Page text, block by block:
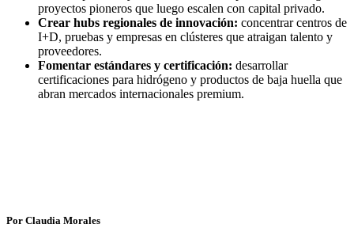
proyectos pioneros que luego escalen con capital privado.
Crear hubs regionales de innovación: concentrar centros de
I+D, pruebas y empresas en clústeres que atraigan talento y
proveedores.
Fomentar estándares y certificación: desarrollar
certificaciones para hidrógeno y productos de baja huella que
abran mercados internacionales premium.
Por Claudia Morales